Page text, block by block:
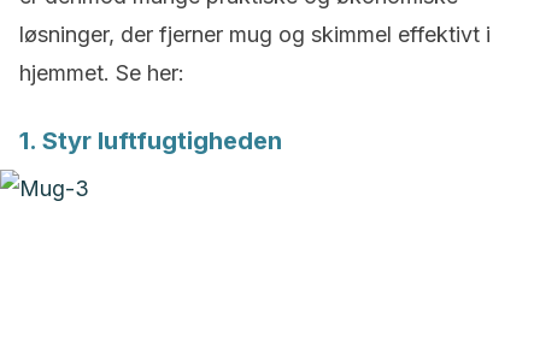
løsninger, der fjerner mug og skimmel effektivt i
hjemmet. Se her:
1. Styr luftfugtigheden